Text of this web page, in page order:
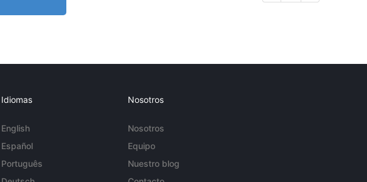
Idiomas
English
Español
Português
Nosotros
Nosotros
Equipo
Nuestro blog